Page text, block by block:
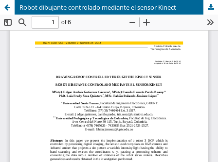
Robot dibujante controlado mediante el sensor Kinect